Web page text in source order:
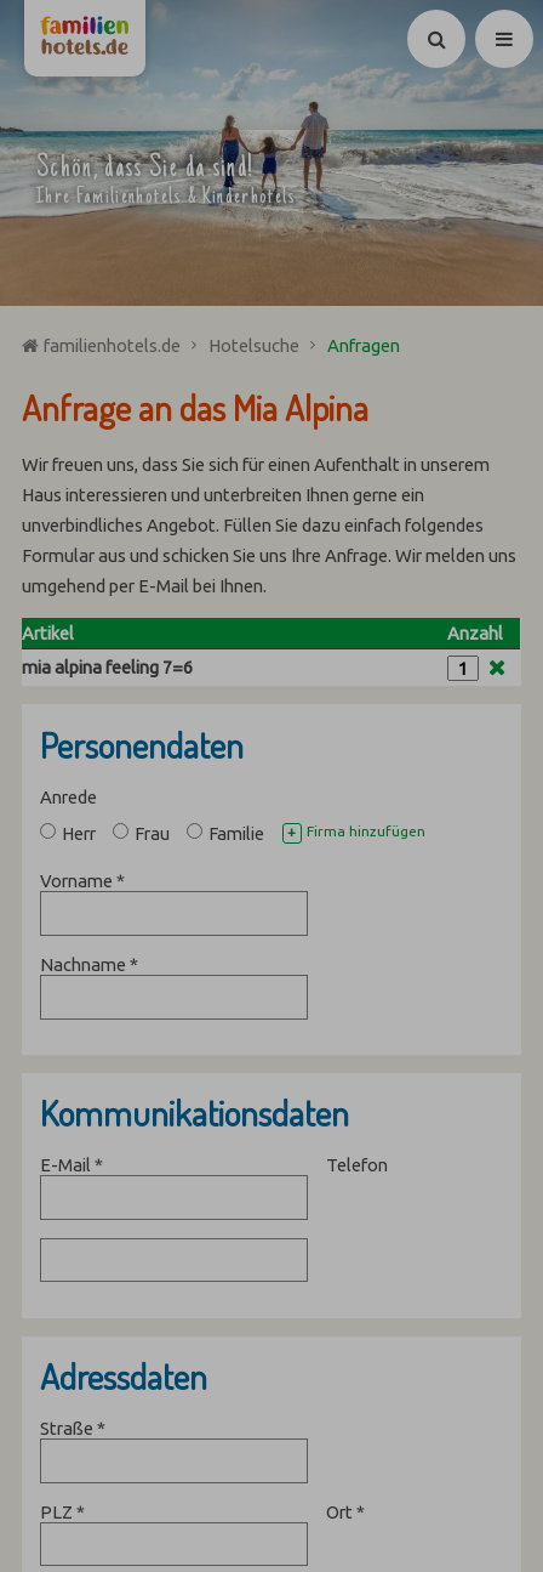
Suchen
Schön, dass Sie da sind!
Ihre Familienhotels & Kinderhotels
familienhotels.de Hotelsuche Anfragen
Anfrage an das Mia Alpina
Wir freuen uns, dass Sie sich für einen Aufenthalt in unserem
Haus interessieren und unterbreiten Ihnen gerne ein
unverbindliches Angebot. Füllen Sie dazu einfach folgendes
Formular aus und schicken Sie uns Ihre Anfrage. Wir melden uns
umgehend per E-Mail bei Ihnen.
Artikel
Anzahl
mia alpina feeling 7=6
Personendaten
Anrede
Herr
Frau Familie + Firma hinzufügen
Vorname*
Nachname*
Kommunikationsdaten
E-Mail* Telefon
Adressdaten
Straße*
PLZ* Ort *